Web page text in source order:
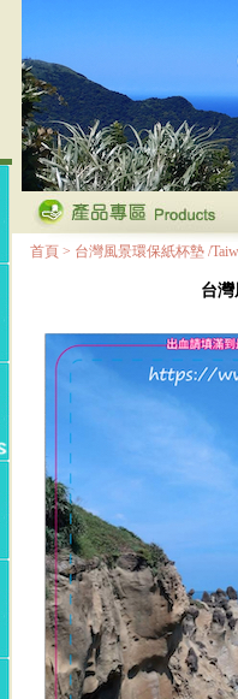
首頁 > 台灣風景環保紙杯墊 /
台灣